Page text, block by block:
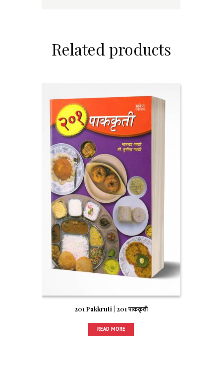
Related products
201 Pakkruti | 201 पाककृती
READ MORE